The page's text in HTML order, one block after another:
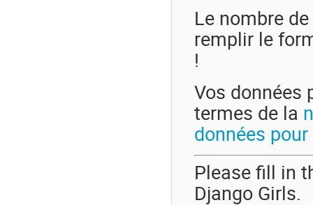
Le nombre
remplir le
!
Vos données
termes de la
données
Please fill in
Django Girls.